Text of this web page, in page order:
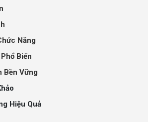
Năng
Biến
Bền Vững
Hiệu Quả